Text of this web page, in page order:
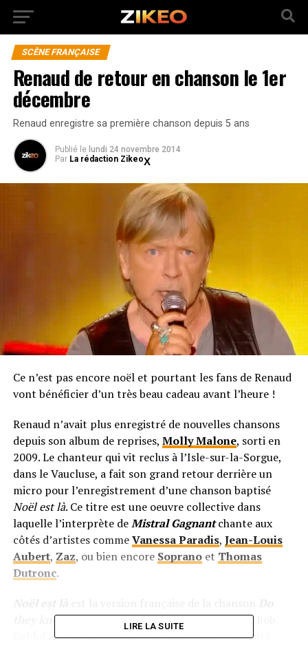
SCÈNE FRANÇAISE
Renaud de retour en chanson le 1er
décembre
Renaud enregistre sa première chanson depuis 5 ans
Publié le lundi 24 novembre 2014
Par La rédaction Zikeo
Ce n’est pas encore noël et pourtant les fans de Renaud
vont bénéficier d’un très beau cadeau avant l’heure !
Renaud n’avait plus enregistré de nouvelles chansons
depuis son album de reprises, Molly Malone, sorti en
2009. Le chanteur qui vit reclus à l’Isle-sur-la-Sorgue,
dans le Vaucluse, a fait son grand retour derrière un
micro pour l’enregistrement d’une chanson baptisé
Noël est là. Ce titre est une oeuvre collective dans
laquelle l’interprète deMistral Gagnantchante aux
côtés d’artistes commeVanessa Paradis, Jean-Louis
Aubert, Zaz, ou bien encore Sopranoet Thomas
Dutronc.
they know it’s Chrismasdu Band Air monté par Bob
Geldof afin de lutter contre le virus Ebola. Elle a été
LIRE LA SUITE